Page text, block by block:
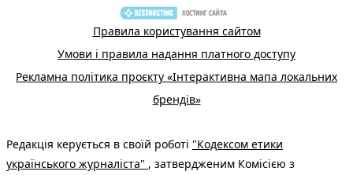
Правила користування сайтом
Умови і правила надання платного доступу
Рекламна політика проєкту «Інтерактивна мапа локальних
брендів»
Редакція керується в своїй роботі "Кодексом етики
українського журналіста" , затвердженим Комісією з